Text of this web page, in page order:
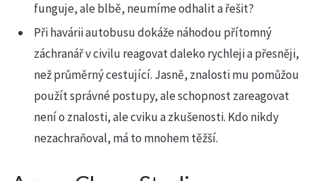
funguje, ale blbě, neumíme odhalit a řešit?
Při havárii autobusu dokáže náhodou přítomný
záchranář v civilu reagovat daleko rychleji a přesněji,
než průměrný cestující. Jasně, znalosti mu pomůžou
použít správné postupy, ale schopnost zareagovat
není o znalosti, ale cviku a zkušenosti. Kdo nikdy
nezachraňoval, má to mnohem těžší.